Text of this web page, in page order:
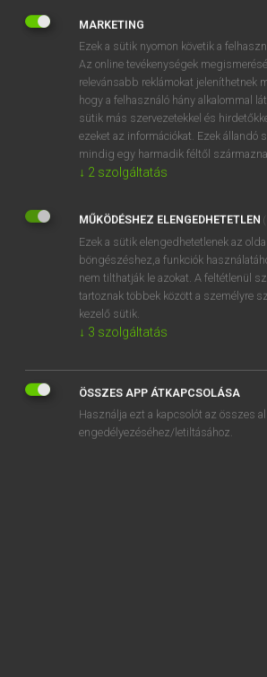
stative
statoscope
statuette
MICROSOFT OFFICE
BEÉPÜLŐ SZÓTÁRMODUL
ONLINE NYELVVIZSGA
MARKETING
Ezek a sütik nyomon követik a
Az online tevékenységek
relevánsabb reklámokat jeleníthetnek
hogy a felhasználó hány alkalommal
sütik más szervezetekkel és
ezeket az információkat. Ezek állandó
mindig egy harmadik féltől
↓ 2 szolgáltatás
MŰKÖDÉSHEZ ELENGEDHETETLEN
Ezek a sütik elengedhetetlenek az
böngészéshez,a funkciók
nem tilthatják le azokat. A feltétlenül
tartoznak többek között a személyre
kezelő sütik.
↓ 3 szolgáltatás
ÖSSZES APP ÁTKAPCSOLÁSA
Használja ezt a kapcsolót az összes
engedélyezéséhez/letiltásához.